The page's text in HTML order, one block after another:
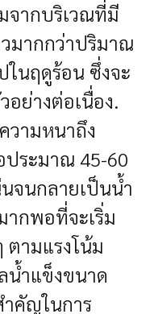
จากบริเวณที่มี
มากกว่าปริมาณ
ในฤดูร้อน ซึ่งจะ
อย่างต่อเนื่อง.
วามหนาถึง
ประมาณ 45-60
จนกลายเป็นน้ำ
กพอที่จะเริ่ม
ตามแรงโน้ม
น้ำแข็งขนาด
คัญในการ